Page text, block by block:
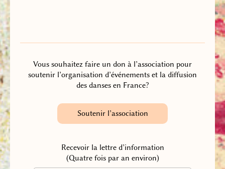
Vous souhaitez faire un don à l’association pour
soutenir l’organisation d’événements et la diffusion
des danses en France?
Soutenir l’association
Recevoir la lettre d’information
(Quatre fois par an environ)